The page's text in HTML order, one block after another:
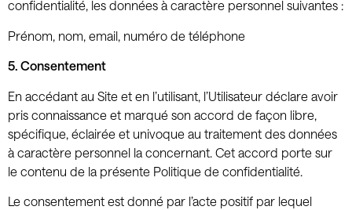
confidentialité, les données à caractère personnel suivantes :
Prénom, nom, email, numéro de téléphone
5. Consentement
En accédant au Site et en l’utilisant, l’Utilisateur déclare avoir
pris connaissance et marqué son accord de façon libre,
spécifique, éclairée et univoque au traitement des données
à caractère personnel la concernant. Cet accord porte sur
le contenu de la présente Politique de confidentialité.
Le consentement est donné par l’acte positif par lequel